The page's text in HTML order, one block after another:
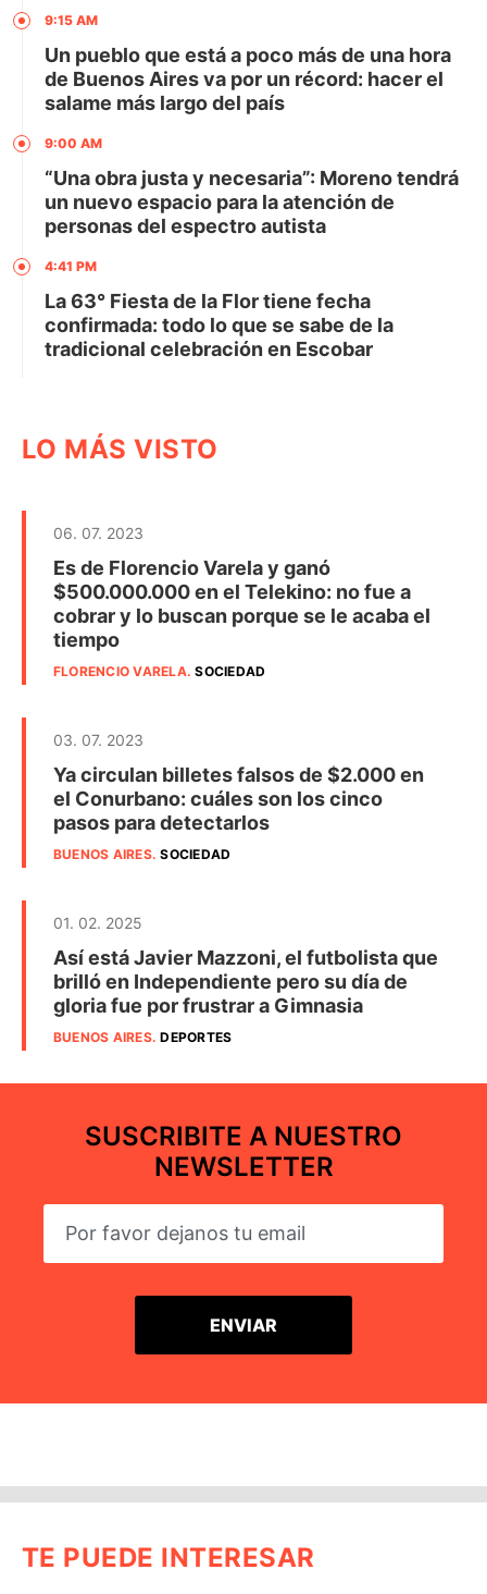
9:15 AM
Un pueblo que está a poco más de una hora
de Buenos Aires va por un récord: hacer el
salame más largo del país
9:00 AM
“Una obra justa y necesaria”: Moreno tendrá
un nuevo espacio para la atención de
personas del espectro autista
4:41 PM
La 63° Fiesta de la Flor tiene fecha
confirmada: todo lo que se sabe de la
tradicional celebración en Escobar
LO MÁS VISTO
06. 07. 2023
Es de Florencio Varela y ganó
$500.000.000 en el Telekino: no fue a
cobrar y lo buscan porque se le acaba el
tiempo
FLORENCIO VARELA.SOCIEDAD
03. 07. 2023
Ya circulan billetes falsos de $2.000 en
el Conurbano: cuáles son los cinco
pasos para detectarlos
BUENOS AIRES.SOCIEDAD
01. 02. 2025
Así está Javier Mazzoni, el futbolista que
brilló en Independiente pero su día de
gloria fue por frustrar a Gimnasia
BUENOS AIRES.DEPORTES
SUSCRIBITE A NUESTRO
NEWSLETTER
TE PUEDE INTERESAR